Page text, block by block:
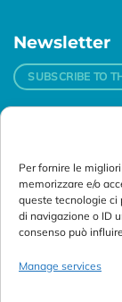
Per fornire le
memorizzare e/o
queste tecnologie
di navigazione o ID
consenso può
Manage services
Newsletter
SUBSCRIBE TO
Padova
Via Svizzera,
Tel:
+39 049
Telefax: +39